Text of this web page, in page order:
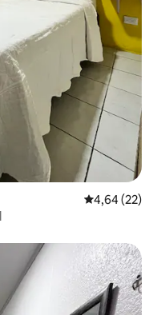
4,64 de uma
4,64 (22)